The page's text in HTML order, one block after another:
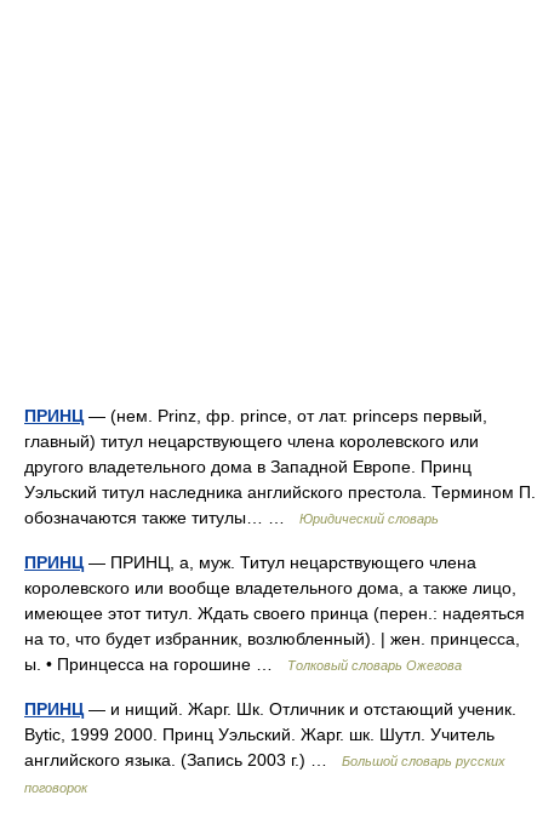
ПРИНЦ — (нем. Prinz, фр. prince, от лат. princeps первый,
главный) титул нецарствующего члена королевского или
другого владетельного дома в Западной Европе. Принц
Уэльский титул наследника английского престола. Термином П.
обозначаются также титулы… …
Юридический словарь
ПРИНЦ — ПРИНЦ, а, муж. Титул нецарствующего члена
королевского или вообще владетельного дома, а также лицо,
имеющее этот титул. Ждать своего принца (перен.: надеяться
на то, что будет избранник, возлюбленный). | жен. принцесса,
ы. • Принцесса на горошине …
Толковый словарь Ожегова
ПРИНЦ — и нищий. Жарг. Шк. Отличник и отстающий ученик.
Bytic, 1999 2000. Принц Уэльский. Жарг. шк. Шутл. Учитель
английского языка. (Запись 2003 г.) …
Большой словарь русских
поговорок